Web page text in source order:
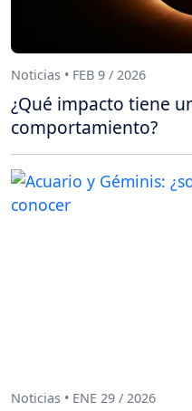
Noticias • FEB 9 / 2026
¿Qué impacto tiene
comportamiento?
Noticias • ENE 29 / 2026